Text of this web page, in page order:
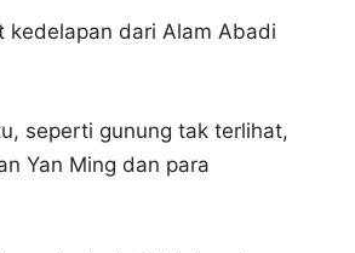
kedelapan dari Alam Abadi
seperti gunung tak terlihat,
Yan Ming dan para